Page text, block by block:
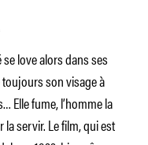
se love alors dans ses
son visage à
Elle fume, l’homme la
la servir. Le film, qui est